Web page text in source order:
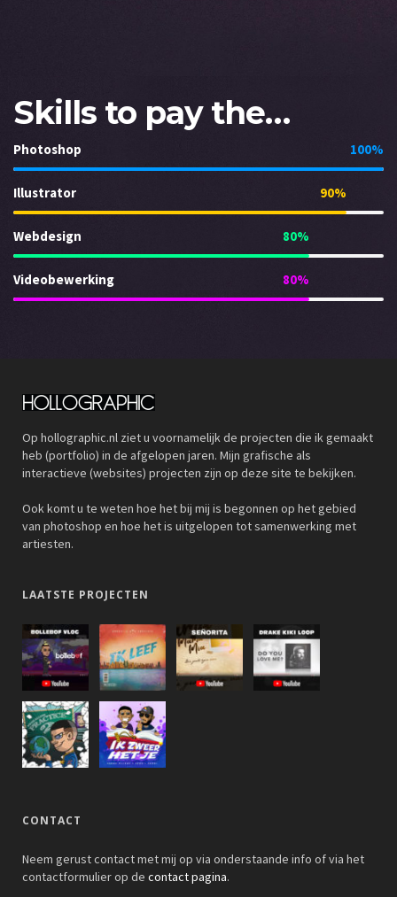
Skills to pay the…
Photoshop 100%
Illustrator 90%
Webdesign 80%
Videobewerking 80%
Op hollographic.nl ziet u voornamelijk de projecten die ik gemaakt
heb (portfolio) in de afgelopen jaren. Mijn grafische als
interactieve (websites) projecten zijn op deze site te bekijken.
Ook komt u te weten hoe het bij mij is begonnen op het gebied
van photoshop en hoe het is uitgelopen tot samenwerking met
artiesten.
LAATSTE PROJECTEN
CONTACT
Neem gerust contact met mij op via onderstaande info of via het
contactformulier op de contact pagina.